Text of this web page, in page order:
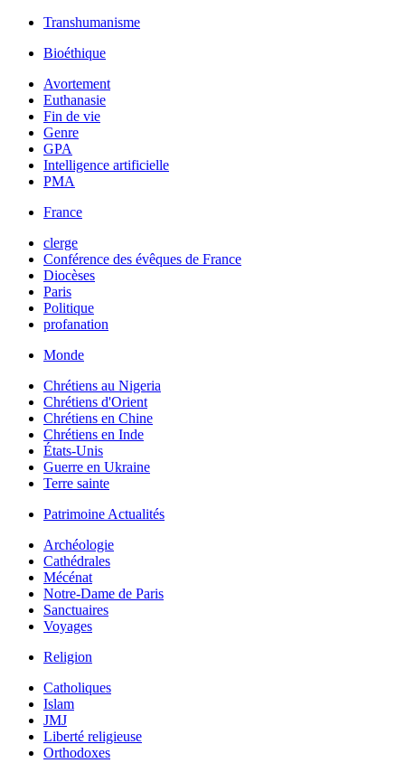
Transhumanisme
Bioéthique
Avortement
Euthanasie
Fin de vie
Genre
GPA
Intelligence artificielle
PMA
France
clerge
Conférence des évêques de France
Diocèses
Paris
Politique
profanation
Monde
Chrétiens au Nigeria
Chrétiens d'Orient
Chrétiens en Chine
Chrétiens en Inde
États-Unis
Guerre en Ukraine
Terre sainte
Patrimoine Actualités
Archéologie
Cathédrales
Mécénat
Notre-Dame de Paris
Sanctuaires
Voyages
Religion
Catholiques
Islam
JMJ
Liberté religieuse
Orthodoxes